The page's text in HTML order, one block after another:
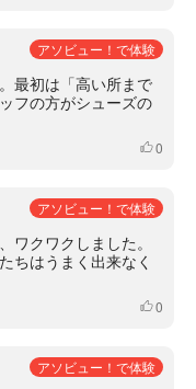
アソビュー！で体験
最初は「高い所まで
フの方がシューズの
いいね
0
アソビュー！で体験
ワクワクしました。
ちはうまく出来なく
いいね
0
アソビュー！で体験